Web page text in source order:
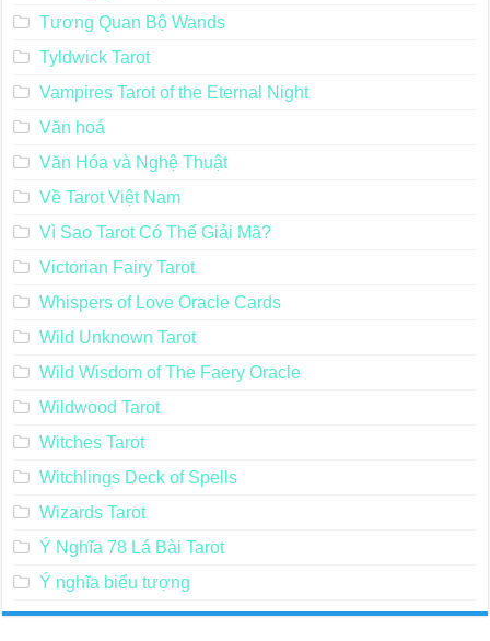
Tương Quan Bộ Wands
Tyldwick Tarot
Vampires Tarot of the Eternal Night
Văn hoá
Văn Hóa và Nghệ Thuật
Về Tarot Việt Nam
Vì Sao Tarot Có Thể Giải Mã?
Victorian Fairy Tarot
Whispers of Love Oracle Cards
Wild Unknown Tarot
Wild Wisdom of The Faery Oracle
Wildwood Tarot
Witches Tarot
Witchlings Deck of Spells
Wizards Tarot
Ý Nghĩa 78 Lá Bài Tarot
Ý nghĩa biểu tượng